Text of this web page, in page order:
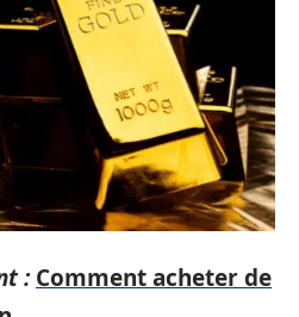
: Comment acheter de